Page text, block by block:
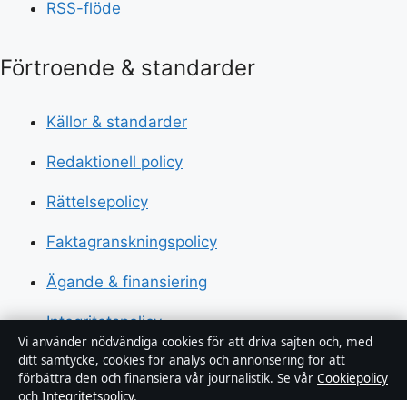
RSS-flöde
Förtroende & standarder
Källor & standarder
Redaktionell policy
Rättelsepolicy
Faktagranskningspolicy
Ägande & finansiering
Integritetspolicy
Om Fokus Sverige i korthet
Vi använder nödvändiga cookies för att driva sajten och, med
ditt samtycke, cookies för analys och annonsering för att
förbättra den och finansiera vår journalistik. Se vår Cookiepolicy
och Integritetspolicy.